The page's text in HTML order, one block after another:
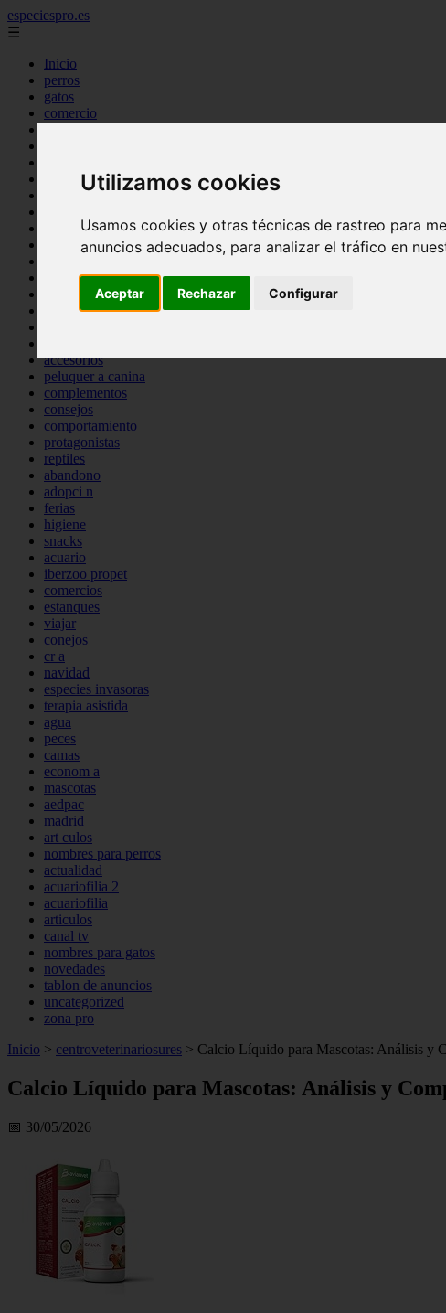
Utilizamos cookies
Usamos cookies y otras técnicas de rastreo para
anuncios adecuados, para analizar el tráfico en
Aceptar Rechazar Configurar
especiespro.es
☰
Inicio
perros
gatos
comercio
tenencia responsable
mantenimiento
bienestar
peque os mam feros
verano
accesorios
peluquer a canina
complementos
consejos
comportamiento
protagonistas
reptiles
abandono
adopci n
ferias
higiene
snacks
acuario
iberzoo propet
comercios
estanques
viajar
conejos
cr a
navidad
especies invasoras
terapia asistida
agua
peces
camas
econom a
mascotas
aedpac
madrid
art culos
nombres para perros
actualidad
acuariofilia 2
acuariofilia
articulos
canal tv
nombres para gatos
novedades
tablon de anuncios
uncategorized
zona pro
Inicio > centroveterinariosures > Calcio Líquido para Mascotas: Análisis y
Calcio Líquido para Mascotas: Análisis y
📅 30/05/2026